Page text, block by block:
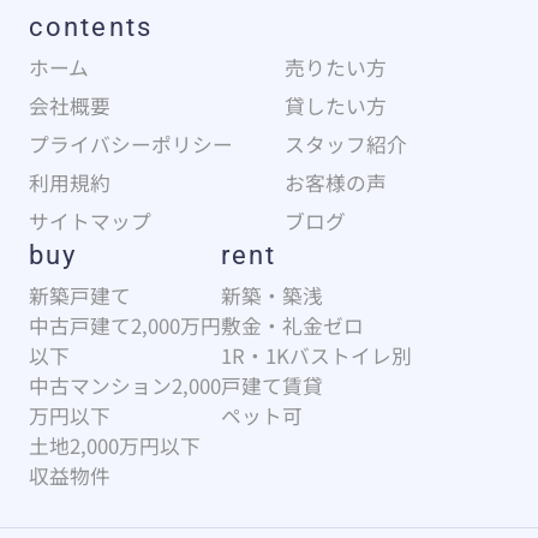
contents
ホーム
売りたい方
会社概要
貸したい方
プライバシーポリシー
スタッフ紹介
利用規約
お客様の声
サイトマップ
ブログ
buy
新築戸建て
中古戸建て2,000万円
以下
中古マンション2,000
万円以下
土地2,000万円以下
収益物件
rent
新築・築浅
敷金・礼金ゼロ
1R・1Kバストイレ別
戸建て賃貸
ペット可